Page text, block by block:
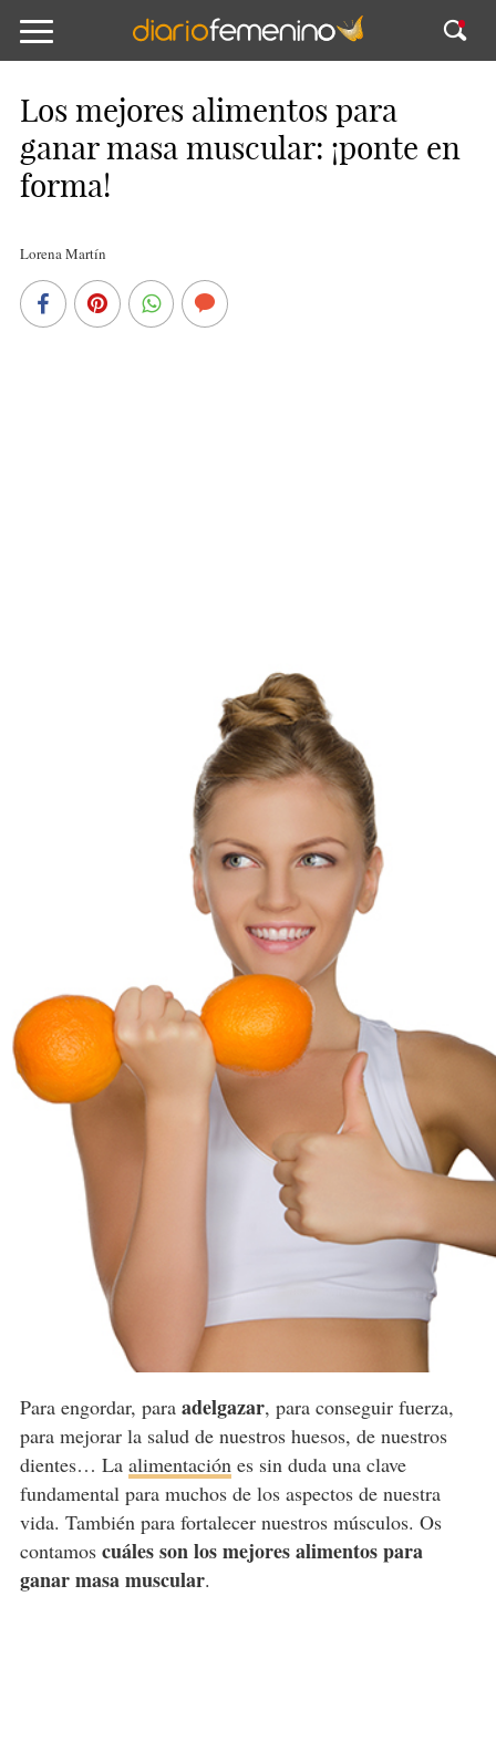
Los mejores alimentos para
ganar masa muscular: ¡ponte en
forma!
Lorena Martín
Para engordar, paraadelgazar, para conseguir fuerza,
para mejorar la salud de nuestros huesos, de nuestros
dientes… La alimentación es sin duda una clave
fundamental para muchos de los aspectos de nuestra
vida. También para fortalecer nuestros músculos. Os
contamos cuáles son los mejores alimentos para
ganar masa muscular.